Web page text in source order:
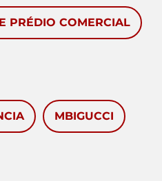
PRÉDIO COMERCIAL
MBIGUCCI